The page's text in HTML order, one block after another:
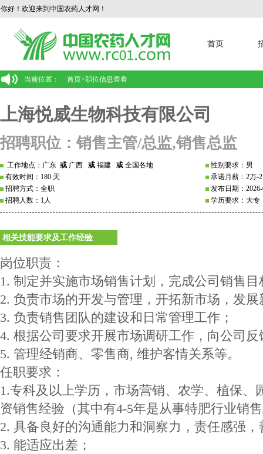
你好！欢迎来到中国农药人才网！
首页
当前位置： 首页>职位信息查看
上海悦威生物科技有限公司
招聘职位：销售主管/总监,销售总监
工作地点：广东 或 广西 或 福建 或 全国各地
有效时间：180 天
招聘方式：全职
招聘人数：1人
性别要求：男
承诺月薪：2万-
发布日期：
学历要求：大专
相关技能要求及工作经验
岗位职责：
1. 制定并实施市场销售计划，完成公司销售目
2. 负责市场的开发与管理，开拓新市场，发
3. 负责销售团队的建设和日常管理工作；
4. 根据公司要求开展市场调研工作，向公司
5. 管理经销商、零售商, 维护客情关系等。
任职要求：
1.专科及以上学历，市场营销、农学、植保、
资销售经验（其中有4-5年是从事特肥行业销
2. 具备良好的沟通能力和洞察力，责任感强
3. 能适应出差；